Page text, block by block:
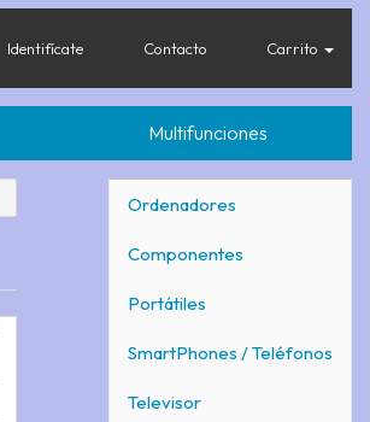
Identifícate Contacto Carrito
Multifunciones
Ordenadores
Componentes
Portátiles
SmartPhones / Teléfonos
Televisor